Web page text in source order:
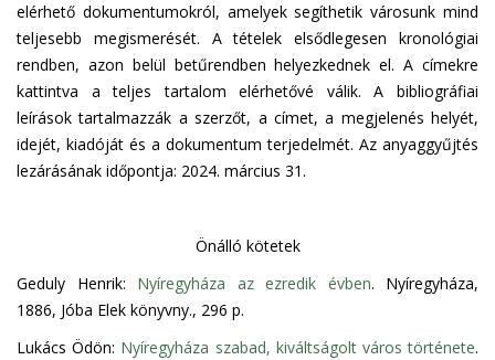
elérhető dokumentumokról, amelyek segíthetik városunk mind
teljesebb megismerését. A tételek elsődlegesen kronológiai
rendben, azon belül betűrendben helyezkednek el. A címekre
kattintva a teljes tartalom elérhetővé válik. A bibliográfiai
leírások tartalmazzák a szerzőt, a címet, a megjelenés helyét,
idejét, kiadóját és a dokumentum terjedelmét. Az anyaggyűjtés
lezárásának időpontja: 2024. március 31.
Önálló kötetek
Geduly Henrik: Nyíregyháza az ezredik évben. Nyíregyháza,
1886, Jóba Elek könyvny., 296 p.
Lukács Ödön: Nyíregyháza szabad, kiváltságolt város története.